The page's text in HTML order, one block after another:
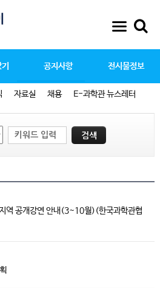
공지사항
자료실 채용 E-과학관 뉴스레터
전시물정보
역 공개강연 안내(3~10월)(한국과학관협